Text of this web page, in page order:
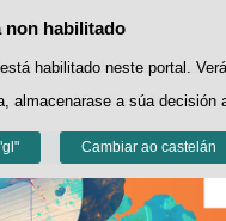
de cookies
e cookies de terceiros para
apartado "Cookies" do noso
Rexeitar
non habilitado
habilitado neste portal.
almacenarase a súa decisión
Cambiar ao castelán
Saltar ao contido
Contacto